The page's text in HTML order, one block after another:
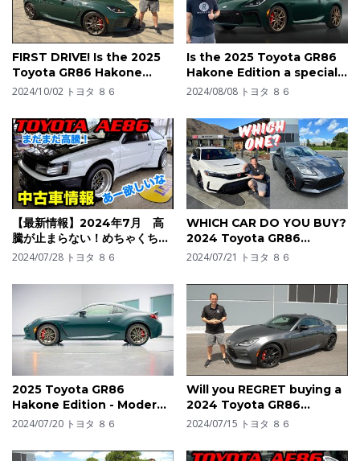
FIRST DRIVE! Is the 2025
Toyota GR86 Hakone
Edition the BEST new
2024/10/02 トヨタ ８６
Is the 2025 Toyota GR86
Hakone Edition a special
sports car to BUY?
2024/08/08 トヨタ ８６
【最新情報】2024年7月 高
騰が止まらない！めちゃくちゃ
欲しいが！【頭文字D 】レビン
【ハチロク】【AE86】【トヨ
タ】【WRX sti 】が語る。海
外でも人気！
2024/07/28 トヨタ ８６
WHICH CAR DO YOU BUY?
2024 Toyota GR86
Performance Pack or
2024/07/21 トヨタ ８６
2025 Toyota GR86
Hakone Edition - Modern
Tribute to Japanese
2024/07/20 トヨタ ８６
Will you REGRET buying a
2024 Toyota GR86
Performance Pack?
2024/07/15 トヨタ ８６